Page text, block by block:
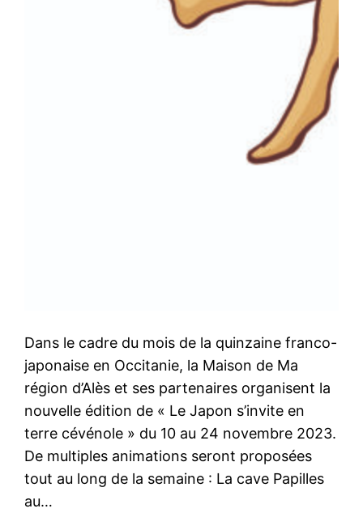
Dans le cadre du mois de la quinzaine franco-
japonaise en Occitanie, la Maison de Ma
région d’Alès et ses partenaires organisent la
nouvelle édition de « Le Japon s’invite en
terre cévénole » du 10 au 24 novembre 2023.
De multiples animations seront proposées
tout au long de la semaine : La cave Papilles
au…